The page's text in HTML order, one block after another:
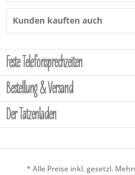
Kunden kauften auch
Feste Telefonsprechzeiten
Bestellung & Versand
Der Tatzenladen
* Alle Preise inkl. gesetzl.